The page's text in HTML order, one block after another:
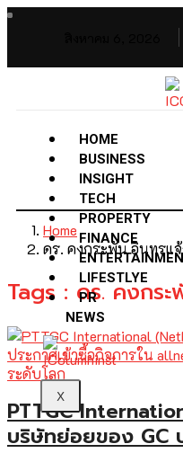
HOME
BUSINESS
INSIGHT
TECH
PROPERTY
FINANCE
LIFESTLYE
PR
NEWS
X
Home
ดร. คงกระพัน อินทรแ
Tags : ดร. คงกร
PTTGC
บริษัทย่อยของ GC